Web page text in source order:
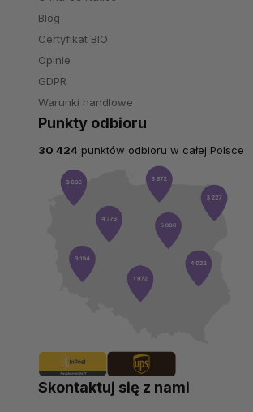
Blog
Certyfikat BIO
Opinie
GDPR
Warunki handlowe
Skontaktuj się z nami
Punkty odbioru
30 424 punktów odbioru w całej Polsce